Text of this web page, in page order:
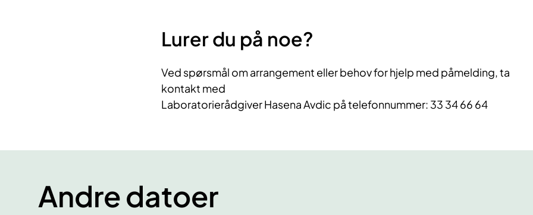
Lurer du på noe?
Ved spørsmål om arrangement eller behov for hjelp med påmelding, ta
kontakt med
Laboratorierådgiver Hasena Avdic på telefonnummer: 33 34 66 64
Andre datoer